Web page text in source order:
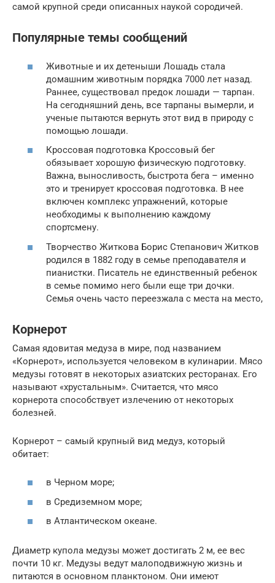
самой крупной среди описанных наукой сородичей.
Популярные темы сообщений
Животные и их детеныши Лошадь стала
домашним животным порядка 7000 лет назад.
Раннее, существовал предок лошади — тарпан.
На сегодняшний день, все тарпаны вымерли, и
ученые пытаются вернуть этот вид в природу с
помощью лошади.
Кроссовая подготовка Кроссовый бег
обязывает хорошую физическую подготовку.
Важна, выносливость, быстрота бега – именно
это и тренирует кроссовая подготовка. В нее
включен комплекс упражнений, которые
необходимы к выполнению каждому
спортсмену.
Творчество Житкова Борис Степанович Житков
родился в 1882 году в семье преподавателя и
пианистки. Писатель не единственный ребенок
в семье помимо него были еще три дочки.
Семья очень часто переезжала с места на место,
Корнерот
Самая ядовитая медуза в мире, под названием
«Корнерот», используется человеком в кулинарии. Мясо
медузы готовят в некоторых азиатских ресторанах. Его
называют «хрустальным». Считается, что мясо
корнерота способствует излечению от некоторых
болезней.
Корнерот – самый крупный вид медуз, который
обитает:
в Черном море;
в Средиземном море;
в Атлантическом океане.
Диаметр купола медузы может достигать 2 м, ее вес
почти 10 кг. Медузы ведут малоподвижную жизнь и
питаются в основном планктоном. Они имеют